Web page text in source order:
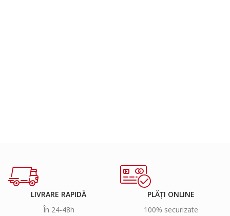
LIVRARE RAPIDĂ
În 24-48h
PLĂȚI ONLINE
100% securizate